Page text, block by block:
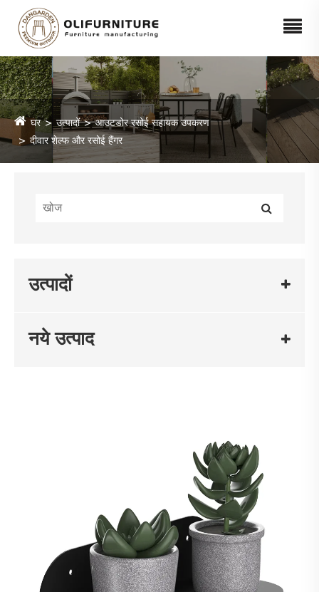
घर उत्पादों
आउटडोर रसोई सहायक उपकरण
दीवार शेल्फ और रसोई हैंगर
उत्पादों
नये उत्पाद